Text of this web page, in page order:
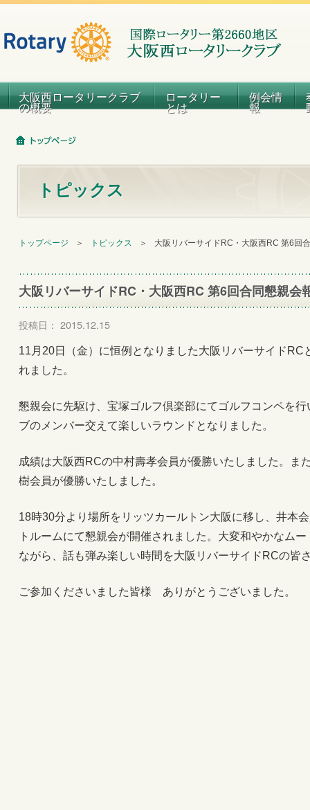
大阪西ロータリークラブ
の概要
ロータリー
とは
例会情
報
トピックス
トップページ ＞ トピックス ＞ 大阪リバーサイドRC・大阪西RC 第6回
大阪リバーサイドRC・大阪西RC 第6回合同懇親会
投稿日： 2015.12.15
11月20日（金）に恒例となりました大阪リバーサイド
れました。
懇親会に先駆け、宝塚ゴルフ倶楽部にてゴルフコンペを
ブのメンバー交えて楽しいラウンドとなりました。
成績は大阪西RCの中村壽孝会員が優勝いたしました。ま
樹会員が優勝いたしました。
18時30分より場所をリッツカールトン大阪に移し、井本
トルームにて懇親会が開催されました。大変和やかなム
ながら、話も弾み楽しい時間を大阪リバーサイドRCの皆
ご参加くださいました皆様 ありがとうございました。